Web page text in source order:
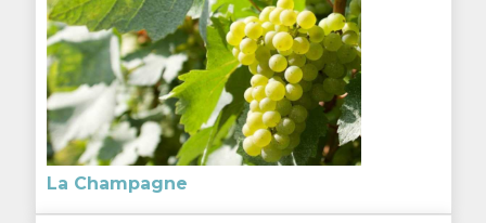
La Champagne